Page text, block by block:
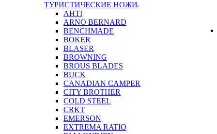
ТУРИСТИЧЕСКИЕ НОЖИ
AHTI
ARNO BERNARD
BENCHMADE
BOKER
BLASER
BROWNING
BROUS BLADES
BUCK
CANADIAN CAMPER
CITY BROTHER
COLD STEEL
CRKT
EMERSON
EXTREMA RATIO